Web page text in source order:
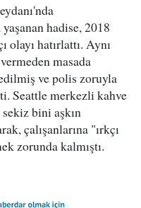
hadise, 2018
olayı hatırlattı. Aynı
masada
ve polis zoruyla
Seattle merkezli kahve
bini aşkın
çalışanlarına "ırkçı
zorunda kalmıştı.